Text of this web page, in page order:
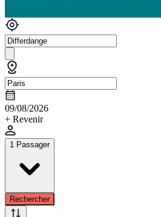
09/08/2026
+ Revenir
1 Passager
Rechercher